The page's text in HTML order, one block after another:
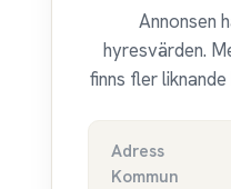
Annonsen
hyresvärden.
finns fler
Adress
Kommun